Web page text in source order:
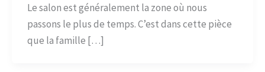
Le salon est généralement la zone où nous
passons le plus de temps. C’est dans cette pièce
que la famille […]